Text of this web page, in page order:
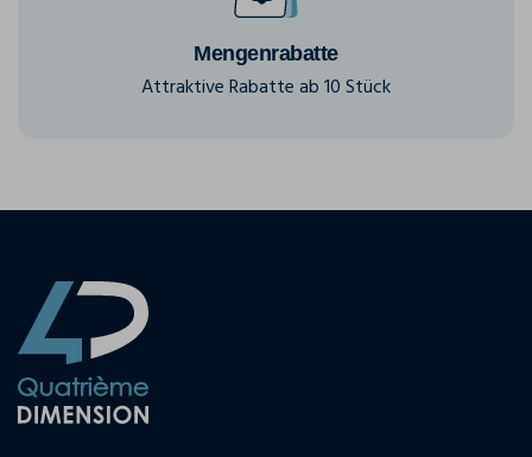
Mengenrabatte
Attraktive Rabatte ab 10 Stück